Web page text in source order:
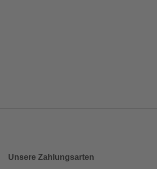
Unsere Zahlungsarten